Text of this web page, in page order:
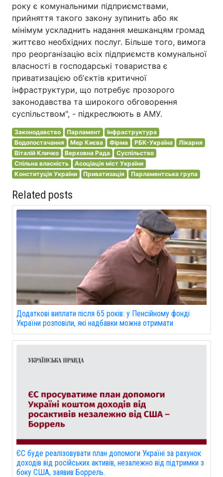
року є комунальними підприємствами,
прийняття такого закону зупинить або як
мінімум ускладнить надання мешканцям громад
життєво необхідних послуг. Більше того, вимога
про реорганізацію всіх підприємств комунальної
власності в господарські товариства є
приватизацією обʼєктів критичної
інфраструктури, що потребує прозорого
законодавства та широкого обговорення
суспільством", - підкреслюють в АМУ.
Законодавство Парламент
Інфраструктура
Водопостачання
Мер Києва Фірма РБК-Україна
Лікарня
Віталій Кличко
Верховна Рада
Суспільство
Спільна власність
Асоціація міст України
Конституція України
Приватизація Парламентська група
Related posts
Додаткові виплати після 65 років: у Пенсійному фонді
України розповіли, які надбавки можна отримати
ЄС буде реалізовувати план допомоги Україні за рахунок
доходів від російських активів, незалежно від підтримки з
боку США, заявив Боррель.